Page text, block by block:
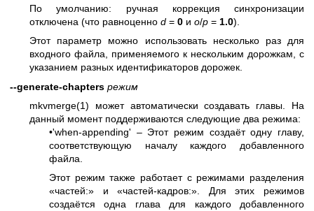
По умолчанию: ручная коррекция синхронизации
отключена (что равноценно d = 0 и o/p = 1.0).
Этот параметр можно использовать несколько раз для
входного файла, применяемого к нескольким дорожкам, с
указанием разных идентификаторов дорожек.
--generate-chapters режим
mkvmerge(1) может автоматически создавать главы. На
данный момент поддерживаются следующие два режима:
•'when-appending' – Этот режим создаёт одну главу,
соответствующую началу каждого добавленного
файла.
Этот режим также работает с режимами разделения
«частей:» и «частей-кадров:». Для этих режимов
создаётся одна глава для каждого добавленного